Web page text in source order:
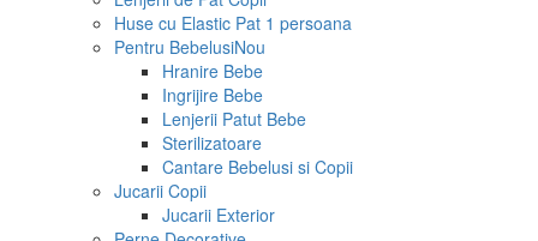
Huse cu Elastic Pat 1 persoana
Pentru BebelusiNou
Hranire Bebe
Ingrijire Bebe
Lenjerii Patut Bebe
Sterilizatoare
Cantare Bebelusi si Copii
Jucarii Copii
Jucarii Exterior